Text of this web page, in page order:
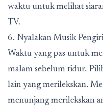
waktu untuk melihat
TV.
6. Nyalakan Musik
Waktu yang pas untuk
malam sebelum tidur.
lain yang merilekskan.
menunjang merilekskan